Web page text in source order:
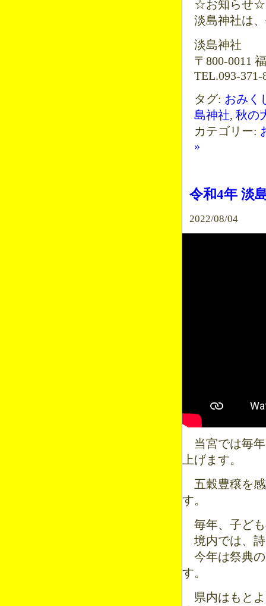
☆お知らせ☆
淡島神社は、
淡島神社
〒800-0011
TEL.093-371-
タグ: おみく
島神社, 秋の
カテゴリー:
»
令和4年 淡
2022/08/04
当宮では毎年
上げます。
五穀豊穣を感
す。
毎年、子ども
境内では、詩
今年は祭典の
す。
県内はもとよ